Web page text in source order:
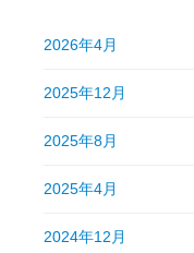
2026年4月
2025年12月
2025年8月
2025年4月
2024年12月